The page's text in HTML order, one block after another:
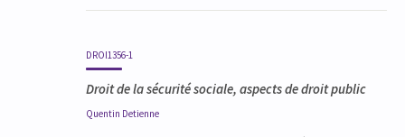
DROI1356-1
Droit de la sécurité sociale, aspects de droit public
Quentin Detienne